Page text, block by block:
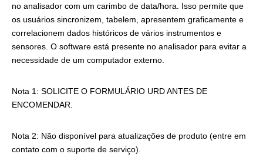
no analisador com um carimbo de data/hora. Isso permite que
os usuários sincronizem, tabelem, apresentem graficamente e
correlacionem dados históricos de vários instrumentos e
sensores. O software está presente no analisador para evitar a
necessidade de um computador externo.
Nota 1: SOLICITE O FORMULÁRIO URD ANTES DE
ENCOMENDAR.
Nota 2: Não disponível para atualizações de produto (entre em
contato com o suporte de serviço).